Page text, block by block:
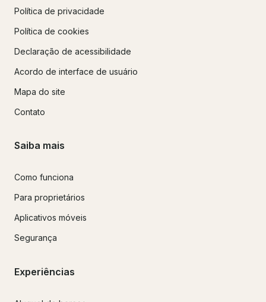
Política de privacidade
Política de cookies
Declaração de acessibilidade
Acordo de interface de usuário
Mapa do site
Contato
Saiba mais
Como funciona
Para proprietários
Aplicativos móveis
Segurança
Experiências